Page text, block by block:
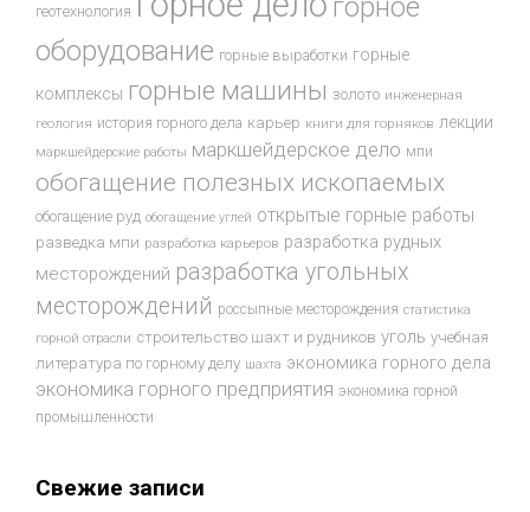
геотехнология
горное
оборудование горные выработки горные
комплексы горные машины золото инженерная
геология история горного дела карьер книги для горняков лекции
маркшейдерские работы маркшейдерское дело мпи
обогащение полезных ископаемых
обогащение руд обогащение углей открытые горные работы
разведка мпи разработка карьеров разработка рудных
месторождений разработка угольных
месторождений россыпные месторождения статистика
горной отрасли строительство шахт и рудников уголь учебная
литература по горному делу шахта экономика горного дела
экономика горного предприятия экономика горной
промышленности
Свежие записи